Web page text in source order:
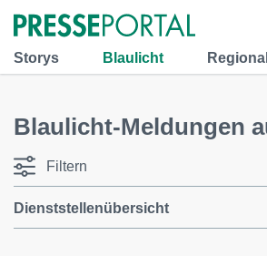
Storys Blaulicht Regional
Blaulicht-Meldungen
Filtern
Dienststellenübersicht